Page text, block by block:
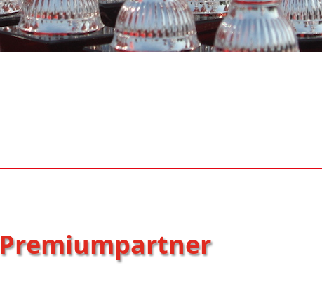
Premiumpartner